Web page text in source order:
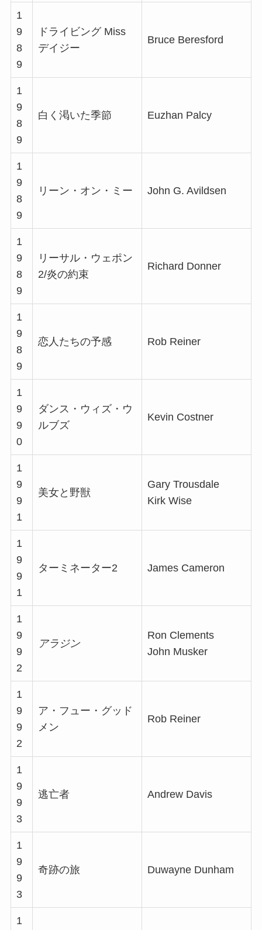
1
9
8
9
ドライビング Miss
デイジー
Bruce Beresford
1
9
8
9
白く渇いた季節 Euzhan Palcy
1
9
8
9
リーン・オン・ミー John G. Avildsen
1
9
8
9
リーサル・ウェポン
2/炎の約束
Richard Donner
1
9
8
9
恋人たちの予感 Rob Reiner
1
9
9
0
ダンス・ウィズ・ウ
ルブズ
Kevin Costner
1
9
9
1
美女と野獣
Gary Trousdale
Kirk Wise
1
9
9
1
ターミネーター2 James Cameron
1
9
9
2
アラジン
Ron Clements
John Musker
1
9
9
2
ア・フュー・グッド
メン
Rob Reiner
1
9
9
3
逃亡者 Andrew Davis
1
9
9
3
奇跡の旅 Duwayne Dunham
1